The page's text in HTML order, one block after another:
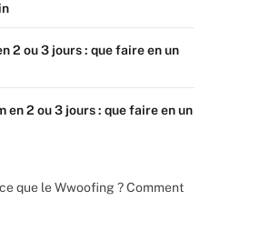
2 ou 3 jours : que faire en un
2 ou 3 jours : que faire en un
ce que le Wwoofing ? Comment